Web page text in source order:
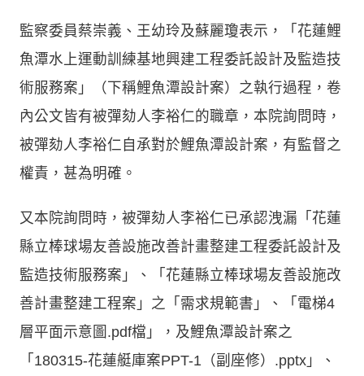
監察委員蔡崇義、王幼玲及蘇麗瓊表示，「花蓮鯉
魚潭水上運動訓練基地興建工程委託設計及監造技
術服務案」（下稱鯉魚潭設計案）之執行過程，卷
內公文皆有被彈劾人李裕仁的職章，本院詢問時，
被彈劾人李裕仁自承對於鯉魚潭設計案，有監督之
權責，甚為明確。
又本院詢問時，被彈劾人李裕仁已承認洩漏「花蓮
縣立棒球場友善設施改善計畫整建工程委託設計及
監造技術服務案」、「花蓮縣立棒球場友善設施改
善計畫整建工程案」之「需求規範書」、「電梯4
層平面示意圖.pdf檔」，及鯉魚潭設計案之
「180315-花蓮艇庫案PPT-1（副座修）.pptx」、